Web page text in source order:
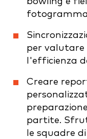
per valutare
l'efficienza
Creare
partite.
le squadre